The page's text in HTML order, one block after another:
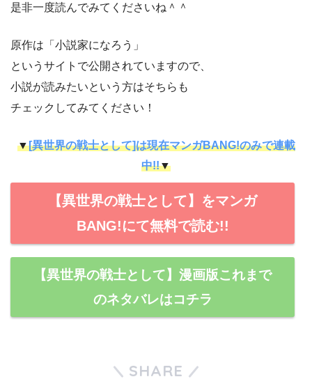
是非一度読んでみてくださいね＾＾
原作は「小説家になろう」
というサイトで公開されていますので、
小説が読みたいという方はそちらも
チェックしてみてください！
▼[異世界の戦士として]は現在マンガBANG!のみで連載
中!!▼
【異世界の戦士として】をマンガ
BANG!にて無料で読む!!
【異世界の戦士として】漫画版これまで
のネタバレはコチラ
SHARE